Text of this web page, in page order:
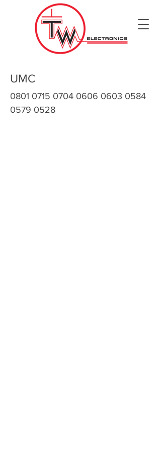
UMC
0801 0715 0704 0606 0603 0584
0579 0528